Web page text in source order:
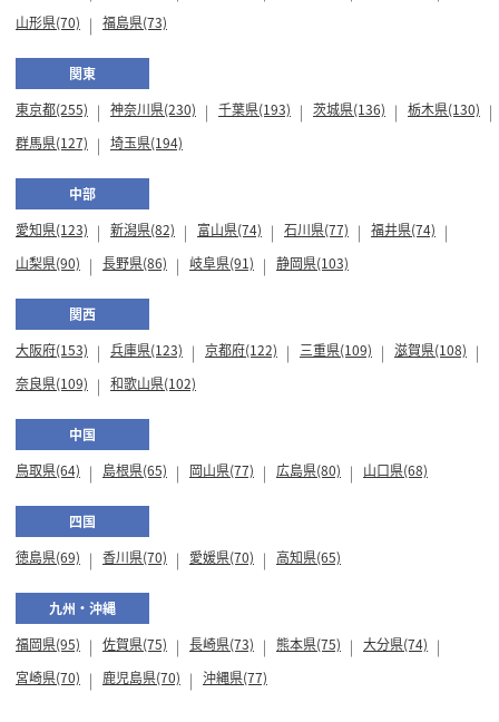
山形県(70)
福島県(73)
関東
東京都(255)
神奈川県(230) 千葉県(193) 茨城県(136)
栃木県(130)
群馬県(127)
埼玉県(194)
中部
愛知県(123)
新潟県(82) 富山県(74) 石川県(77)
福井県(74)
山梨県(90)
長野県(86) 岐阜県(91) 静岡県(103)
関西
大阪府(153)
兵庫県(123) 京都府(122) 三重県(109)
滋賀県(108)
奈良県(109)
和歌山県(102)
中国
鳥取県(64)
島根県(65) 岡山県(77) 広島県(80) 山口県(68)
四国
徳島県(69)
香川県(70) 愛媛県(70) 高知県(65)
九州・沖縄
福岡県(95)
佐賀県(75) 長崎県(73) 熊本県(75)
大分県(74)
宮崎県(70)
鹿児島県(70) 沖縄県(77)